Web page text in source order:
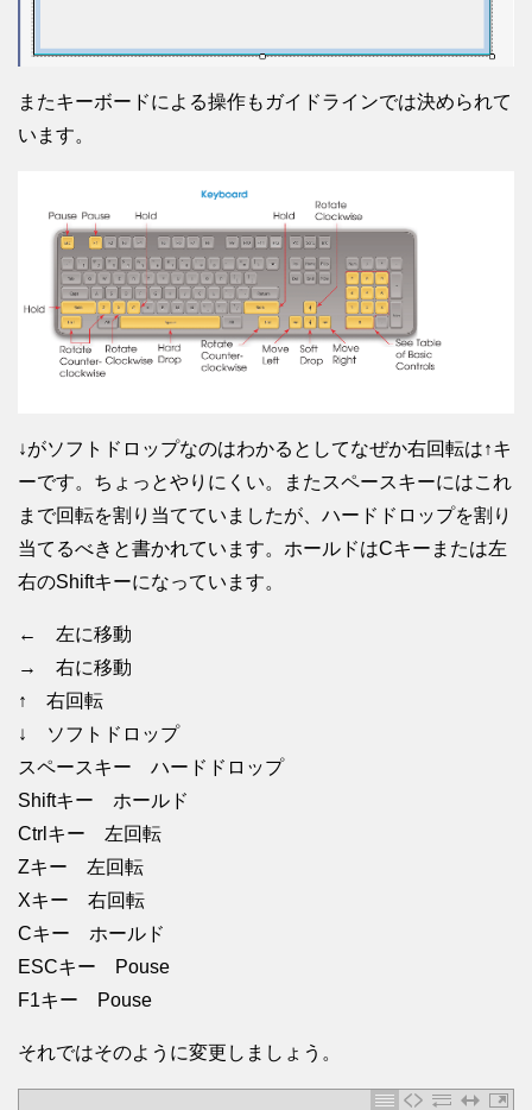
またキーボードによる操作もガイドラインでは決められて
います。
↓がソフトドロップなのはわかるとしてなぜか右回転は↑キ
ーです。ちょっとやりにくい。またスペースキーにはこれ
まで回転を割り当てていましたが、ハードドロップを割り
当てるべきと書かれています。ホールドはCキーまたは左
右のShiftキーになっています。
← 左に移動
→ 右に移動
↑ 右回転
↓ ソフトドロップ
スペースキー ハードドロップ
Shiftキー ホールド
Ctrlキー 左回転
Zキー 左回転
Xキー 右回転
Cキー ホールド
ESCキー Pouse
F1キー Pouse
それではそのように変更しましょう。